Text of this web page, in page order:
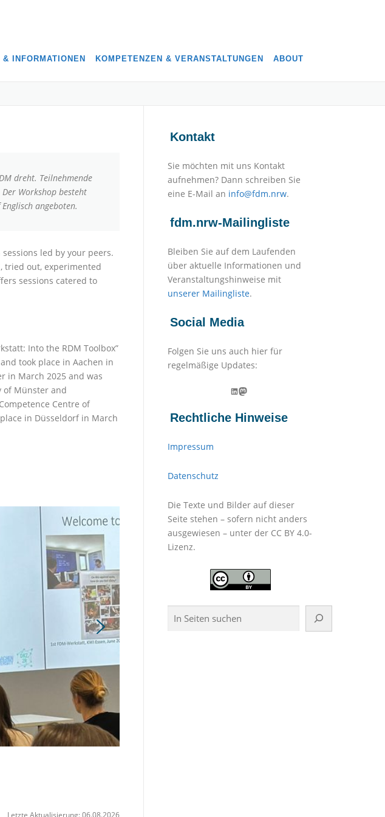
INFORMATIONEN KOMPETENZEN & VERANSTALTUNGEN ABOUT
dreht. Teilnehmende
Workshop besteht
angeboten.
led by your peers.
tried out, experimented
sessions catered to
Into the RDM Toolbox”
took place in Aachen in
in March 2025 and was
of Münster and
Centre of
place in Düsseldorf in March
Letzte Aktualisierung: 06.08.2026
Kontakt
Sie möchten mit uns Kontakt
aufnehmen? Dann schreiben Sie
eine E-Mail an info@fdm.nrw.
fdm.nrw-Mailingliste
Bleiben Sie auf dem Laufenden
über aktuelle Informationen und
Veranstaltungshinweise mit
unserer Mailingliste.
Social Media
Folgen Sie uns auch hier für
regelmäßige Updates:
LinkedIn Mastodon
Rechtliche Hinweise
Impressum
Datenschutz
Die Texte und Bilder auf dieser
Seite stehen – sofern nicht anders
ausgewiesen – unter der CC BY 4.0-
Lizenz.